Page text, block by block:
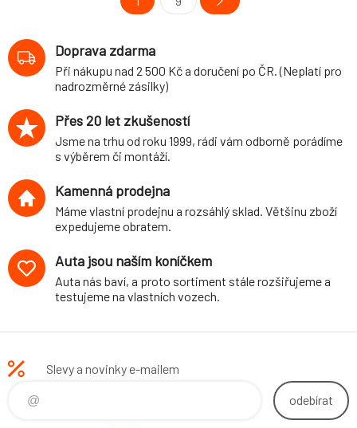
Doprava zdarma
Při nákupu nad 2 500 Kč a doručení po ČR. (Neplatí pro
nadrozměrné zásilky)
Přes 20 let zkušeností
Jsme na trhu od roku 1999, rádi vám odborně porádíme
s výběrem či montáží.
Kamenná prodejna
Máme vlastní prodejnu a rozsáhlý sklad. Většinu zboží
expedujeme obratem.
Auta jsou naším koníčkem
Auta nás baví, a proto sortiment stále rozšiřujeme a
testujeme na vlastních vozech.
Slevy a novinky e-mailem
odebírat